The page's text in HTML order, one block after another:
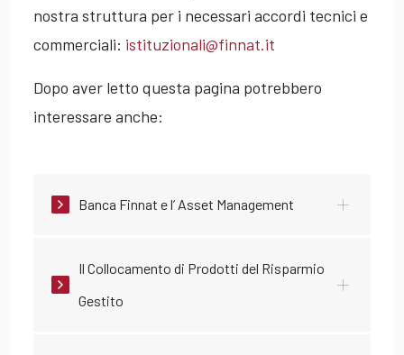
nostra struttura per i necessari accordi tecnici e
commerciali: istituzionali@finnat.it
Dopo aver letto questa pagina potrebbero
interessare anche:
Banca Finnat e l’ Asset Management
Il Collocamento di Prodotti del Risparmio
Gestito